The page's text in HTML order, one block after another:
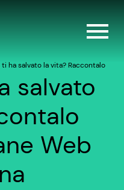
ha salvato la vita? Raccontalo
salvato
Web